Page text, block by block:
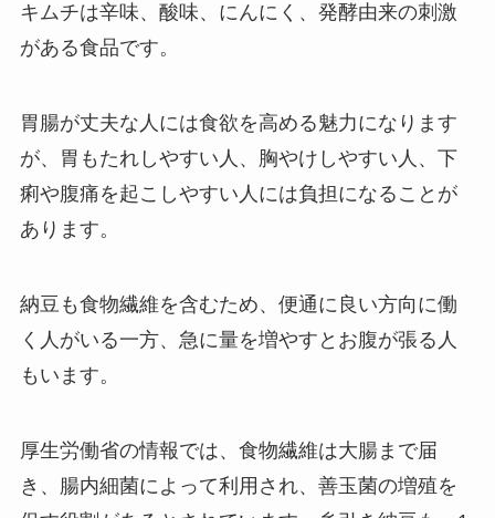
キムチは辛味、酸味、にんにく、発酵由来の刺激
がある食品です。
胃腸が丈夫な人には食欲を高める魅力になります
が、胃もたれしやすい人、胸やけしやすい人、下
痢や腹痛を起こしやすい人には負担になることが
あります。
納豆も食物繊維を含むため、便通に良い方向に働
く人がいる一方、急に量を増やすとお腹が張る人
もいます。
厚生労働省の情報では、食物繊維は大腸まで届
き、腸内細菌によって利用され、善玉菌の増殖を